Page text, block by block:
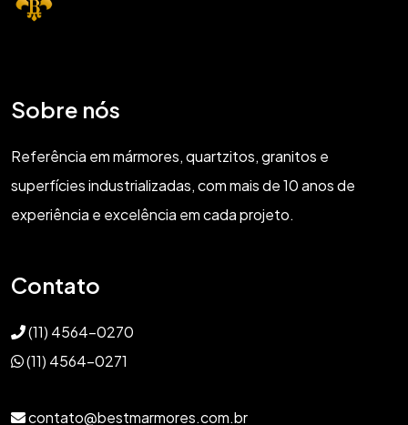
Sobre nós
Referência em mármores, quartzitos, granitos e
superfícies industrializadas, com mais de 10 anos de
experiência e excelência em cada projeto.
Contato
(11) 4564-0270
(11) 4564-0271
contato@bestmarmores.com.br